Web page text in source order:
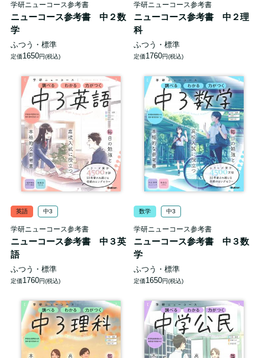
学研ニューコース参考書
ニューコース参考書 中２数
学
ふつう・標準
定価1650円(税込)
学研ニューコース参考書
ニューコース参考書 中２理
科
ふつう・標準
定価1760円(税込)
英語 中3
学研ニューコース参考書
ニューコース参考書 中３英
語
ふつう・標準
定価1760円(税込)
数学 中3
学研ニューコース参考書
ニューコース参考書 中３数
学
ふつう・標準
定価1650円(税込)